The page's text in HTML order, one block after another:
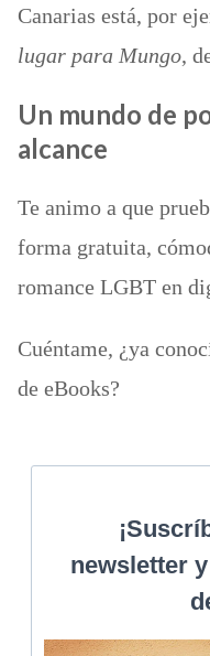
Canarias está, por
lugar para Mungo,
Un mundo de
alcance
Te animo a que
forma gratuita,
romance LGBT en
Cuéntame, ¿ya
de eBooks?
newsletter